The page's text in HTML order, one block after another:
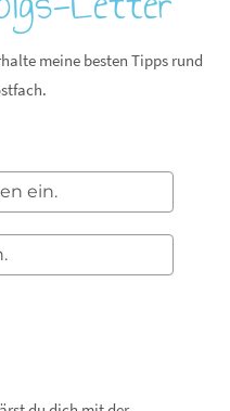
meine besten Tipps rund